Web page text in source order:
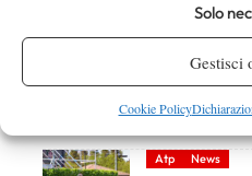
Solo
Gestisci
Cookie Policy
Alcaraz, primo
Atp News